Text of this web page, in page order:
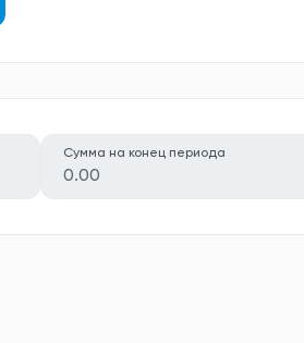
Сумма на конец периода
0.00